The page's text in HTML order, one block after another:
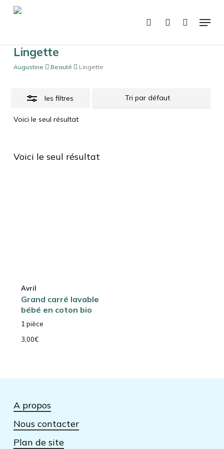
Skip
content
rechercheaccountMenu
Fermer
Lingette
Augustine Beauté Lingette
les filtres
Voici le seul résultat
Voici le seul résultat
Avril
Grand carré lavable
bébé en coton bio
1 pièce
3,00€
A propos
Nous contacter
Plan de site